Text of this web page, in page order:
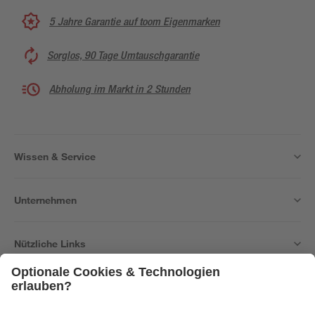
5 Jahre Garantie auf toom Eigenmarken
Sorglos, 90 Tage Umtauschgarantie
Abholung im Markt in 2 Stunden
Wissen & Service
Unternehmen
Nützliche Links